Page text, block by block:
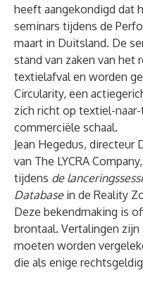
heeft aangekondigd dat
seminars tijdens de
maart in Duitsland. De
stand van zaken van het
textielafval en worden
Circularity, een
zich richt op textiel-
commerciële schaal.
Jean Hegedus,
van The LYCRA
tijdens de
Databasein de Reality
Deze bekendmaking is
brontaal. Vertalingen
moeten worden
die als enige